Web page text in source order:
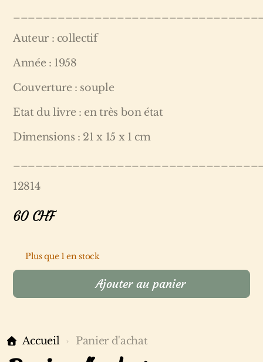
Auteur : collectif
Année : 1958
Couverture : souple
Etat du livre : en très bon état
Dimensions : 21 x 15 x 1 cm
12814
60CHF
Plus que 1 en stock
Ajouter au panier
Accueil Panier d'achat